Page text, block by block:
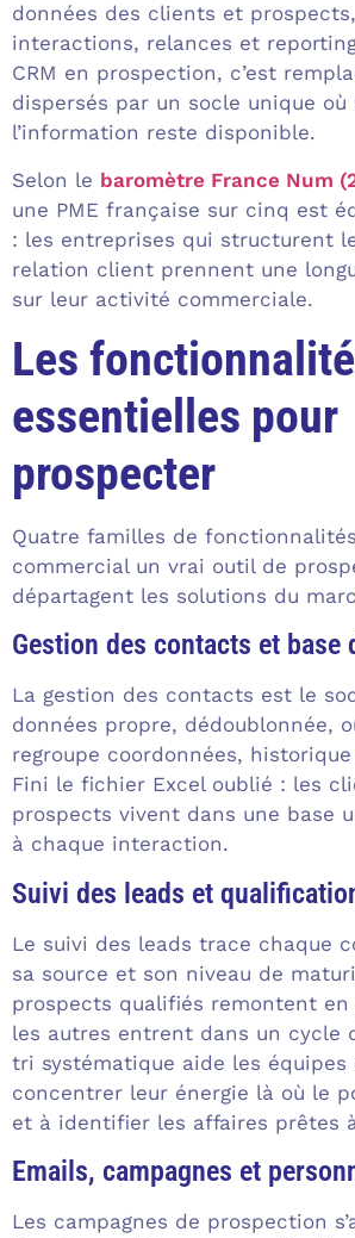
données des clients et
interactions, relances et
CRM en prospection, c’est
dispersés par un socle unique où
l’information reste disponible.
Selon le baromètre France Num
une PME française sur cinq est
: les entreprises qui structurent
relation client prennent une
sur leur activité commerciale.
Les
essentielles pour
prospecter
Quatre familles de
commercial un vrai outil de
départagent les solutions du
Gestion des contacts et base
La gestion des contacts est le
données propre, dédoublonnée,
regroupe coordonnées,
Fini le fichier Excel oublié : les
prospects vivent dans une base
à chaque interaction.
Suivi des leads et
Le suivi des leads trace chaque
sa source et son niveau de
prospects qualifiés remontent
les autres entrent dans un cycle
tri systématique aide les équipes
concentrer leur énergie là où le
et à identifier les affaires prêtes
Emails, campagnes et
Les campagnes de prospection